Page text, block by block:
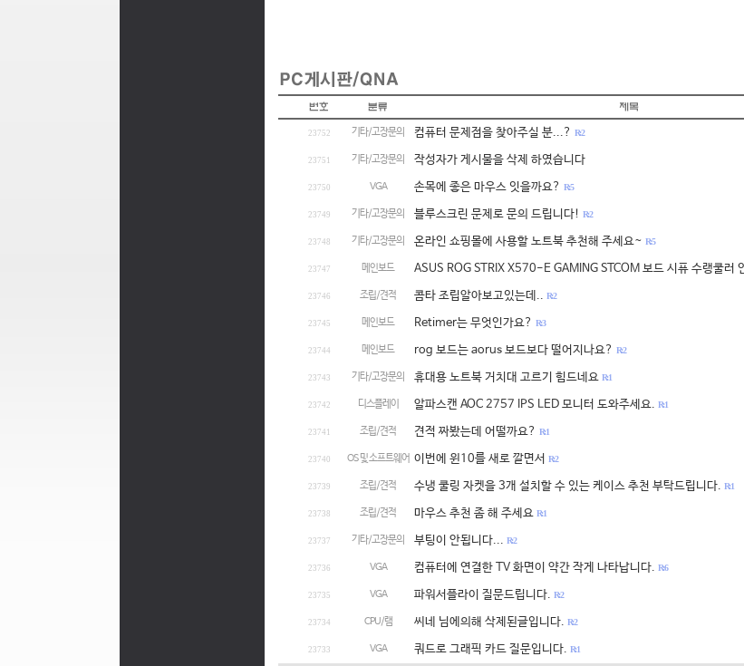
23752 기타/고장문의 컴퓨터 문제점을 찾아주실 분...? R: 2
23751 기타/고장문의 작성자가 게시물을 삭제 하였습니다
23750 VGA 손목에 좋은 마우스 잇을까요? R: 5
23749 기타/고장문의 블루스크린 문제로 문의 드립니다! R: 2
23748 기타/고장문의 온라인 쇼핑몰에 사용할 노트북 추천해 주세요~ R: 5
23747 메인보드 ASUS ROG STRIX X570-E GAMING STCOM 보드 시퓨 수랭쿨러
23746 조립/견적 콤타 조립알아보고있는데.. R: 2
23745 메인보드 Retimer는 무엇인가요? R: 3
23744 메인보드 rog 보드는 aorus 보드보다 떨어지나요? R: 2
23743 기타/고장문의 휴대용 노트북 거치대 고르기 힘드네요 R: 1
23742 디스플레이 알파스캔 AOC 2757 IPS LED 모니터 도와주세요. R: 1
23741 조립/견적 견적 짜봤는데 어떨까요? R: 1
23740 OS 및 소프트웨어 이번에 윈10를 새로 깔면서 R: 2
23739 조립/견적 수냉 쿨링 자켓을 3개 설치할 수 있는 케이스 추천 부탁드립니다. R: 1
23738 조립/견적 마우스 추천 좀 해 주세요 R: 1
23737 기타/고장문의 부팅이 안됩니다... R: 2
23736 VGA 컴퓨터에 연결한 TV 화면이 약간 작게 나타납니다. R: 6
23735 VGA 파워서플라이 질문드립니다. R: 2
23734 CPU/램 씨네 님에의해 삭제된글입니다. R: 2
23733 VGA 쿼드로 그래픽 카드 질문입니다. R: 1